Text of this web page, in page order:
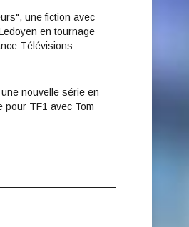
une fiction avec
en tournage
Télévisions
nouvelle série en
pour TF1 avec Tom